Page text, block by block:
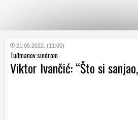
KATEGORIJE
HRVATSKI
21.05.2022. (11:00)
Tuđmanov sindrom
Viktor Ivančić: “Što si